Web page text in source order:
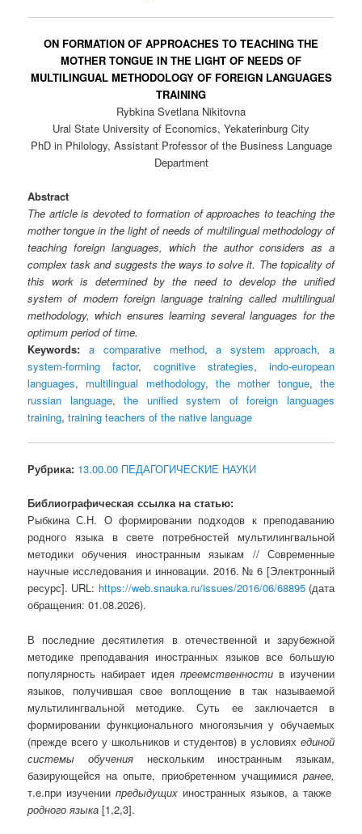
ON FORMATION OF APPROACHES TO TEACHING THE
MOTHER TONGUE IN THE LIGHT OF NEEDS OF
MULTILINGUAL METHODOLOGY OF FOREIGN LANGUAGES
TRAINING
Rybkina Svetlana Nikitovna
Ural State University of Economics, Yekaterinburg City
PhD in Philology, Assistant Professor of the Business Language
Department
Abstract
The article is devoted to formation of approaches to teaching the
mother tongue in the light of needs of multilingual methodology of
teaching foreign languages, which the author considers as a
complex task and suggests the ways to solve it. The topicality of
this work is determined by the need to develop the unified
system of modern foreign language training called multilingual
methodology, which ensures learning several languages for the
optimum period of time.
Keywords: a comparative method,a system approach, a
system-forming factor,cognitive strategies, indo-european
languages, multilingual methodology,the mother tongue, the
russian language,the unified system of foreign languages
training,training teachers of the native language
Рубрика: 13.00.00 ПЕДАГОГИЧЕСКИЕ НАУКИ
Библиографическая ссылка на статью:
Рыбкина С.Н. О формировании подходов к преподаванию
родного языка в свете потребностей мультилингвальной
методики обучения иностранным языкам // Современные
научные исследования и инновации. 2016. № 6 [Электронный
ресурс]. URL: https://web.snauka.ru/issues/2016/06/68895(дата
обращения: 01.08.2026).
В последние десятилетия в отечественной и зарубежной
методике преподавания иностранных языков все большую
популярность набирает идея преемственности в изучении
языков, получившая свое воплощение в так называемой
мультилингвальной методике. Суть ее заключается в
формировании функционального многоязычия у обучаемых
(прежде всего у школьников и студентов) в условиях единой
системы обучения нескольким иностранным языкам,
базирующейся на опыте, приобретенном учащимисяранее,
т.е.при изучениипредыдущих иностранных языков, а также
родного языка[1,2,3].